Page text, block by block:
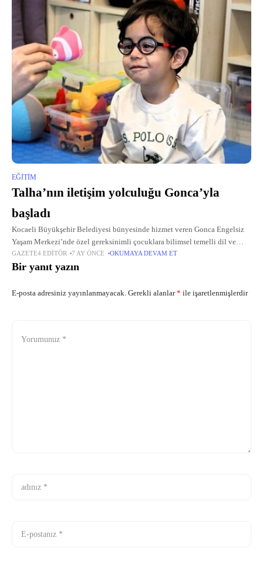
EĞITIM
Talha’nın iletişim yolculuğu Gonca’yla
başladı
Kocaeli Büyükşehir Belediyesi bünyesinde hizmet veren Gonca Engelsiz
Yaşam Merkezi’nde özel gereksinimli çocuklara bilimsel temelli dil ve
konuşma terapisi ile destek olunuyor.
GAZETE4 EDITÖR 7 AY ÖNCE OKUMAYA DEVAM ET
Bir yanıt yazın
E-posta adresiniz yayınlanmayacak. Gerekli alanlar* ile işaretlenmişlerdir